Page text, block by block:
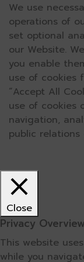
We use
operations of
set optional
our Website.
you enable
use of cookies
“Accept All
use of cookies
navigation,
public relations
Close
Privacy Overview
This website
while you